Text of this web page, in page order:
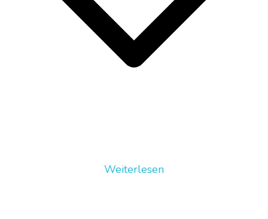
Weiterlesen